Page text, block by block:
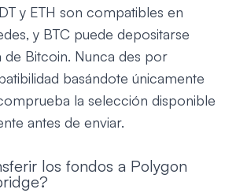
y ETH son compatibles en
y BTC puede depositarse
de Bitcoin. Nunca des por
basándote únicamente
la selección disponible
antes de enviar.
los fondos a Polygon